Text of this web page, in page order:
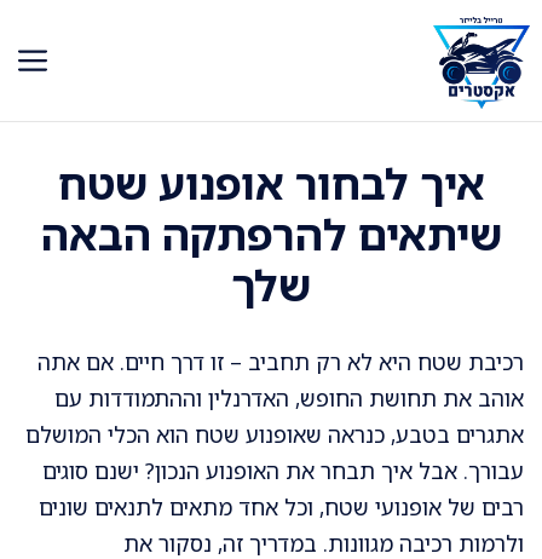
לדלג
לתוכן
איך לבחור אופנוע שטח
שיתאים להרפתקה הבאה
שלך
רכיבת שטח היא לא רק תחביב – זו דרך חיים. אם אתה
אוהב את תחושת החופש, האדרנלין וההתמודדות עם
אתגרים בטבע, כנראה שאופנוע שטח הוא הכלי המושלם
עבורך. אבל איך תבחר את האופנוע הנכון? ישנם סוגים
רבים של אופנועי שטח, וכל אחד מתאים לתנאים שונים
ולרמות רכיבה מגוונות. במדריך זה, נסקור את